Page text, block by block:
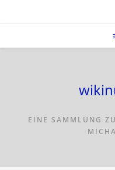
EINE SAMMLUNG